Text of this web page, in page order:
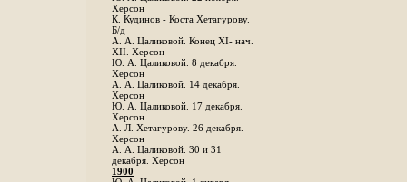
Херсон
К. Кудинов - Коста Хетагурову.
Б/д
А. А. Цаликовой. Конец XI- нач.
XII. Херсон
Ю. А. Цаликовой. 8 декабря.
Херсон
А. А. Цаликовой. 14 декабря.
Херсон
Ю. А. Цаликовой. 17 декабря.
Херсон
А. Л. Хетагурову. 26 декабря.
Херсон
А. А. Цаликовой. 30 и 31
декабря. Херсон
1900